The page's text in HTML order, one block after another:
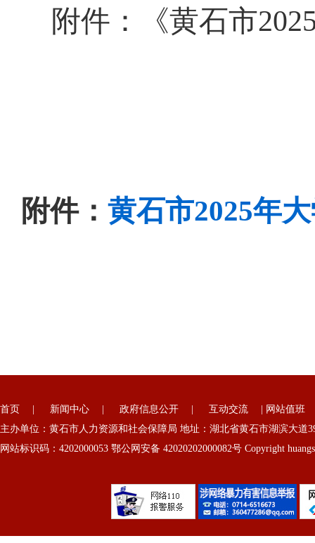
附件：《黄石市
附件： 黄石市2025年
首页 新闻中心 政府信息公开 互动交流 网站值班
主办单位：黄石市人力资源和社会保障局 地址：湖北省黄石市湖滨大
网站标识码：4202000053 鄂公网安备 42020202000082号 Copyright